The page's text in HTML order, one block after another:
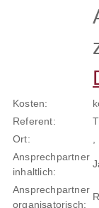
Kosten:
Referent:
Ort:
Ansprechpartner
inhaltlich:
Ansprechpartner
organisatorisch: